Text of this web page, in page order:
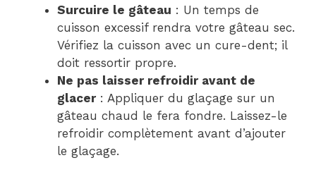
Surcuire le gâteau : Un temps de
cuisson excessif rendra votre gâteau sec.
Vérifiez la cuisson avec un cure-dent; il
doit ressortir propre.
Ne pas laisser refroidir avant de
glacer: Appliquer du glaçage sur un
gâteau chaud le fera fondre. Laissez-le
refroidir complètement avant d’ajouter
le glaçage.